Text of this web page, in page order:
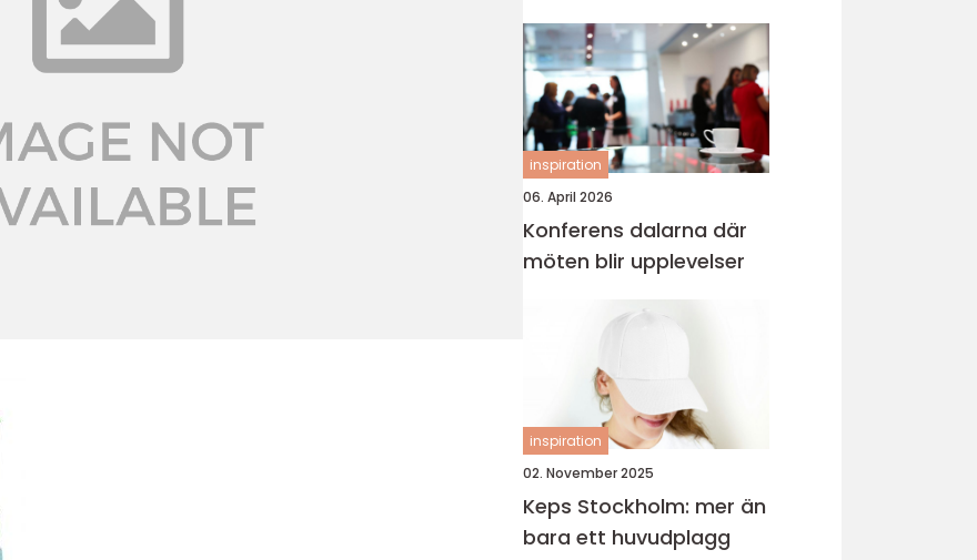
inspiration
06. April 2026
Konferens dalarna där
möten blir upplevelser
inspiration
02. November 2025
Keps Stockholm: mer än
bara ett huvudplagg